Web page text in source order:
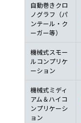
自動巻きクロ
ノグラフ（パ
ンテール・ク
ーガー等）
機械式スモー
ルコンプリケ
ーション
機械式ミディ
アム＆ハイコ
ンプリケーシ
ョン